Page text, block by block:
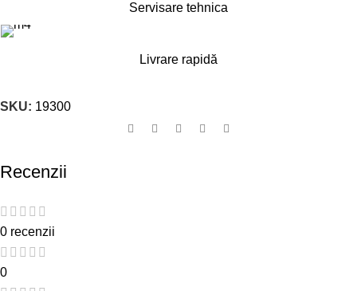
Servisare tehnica
Livrare rapidă
SKU: 19300
Recenzii
0 recenzii
0